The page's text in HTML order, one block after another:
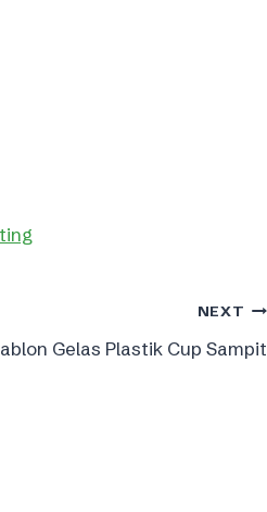
NEXT
Gelas Plastik Cup Sampit